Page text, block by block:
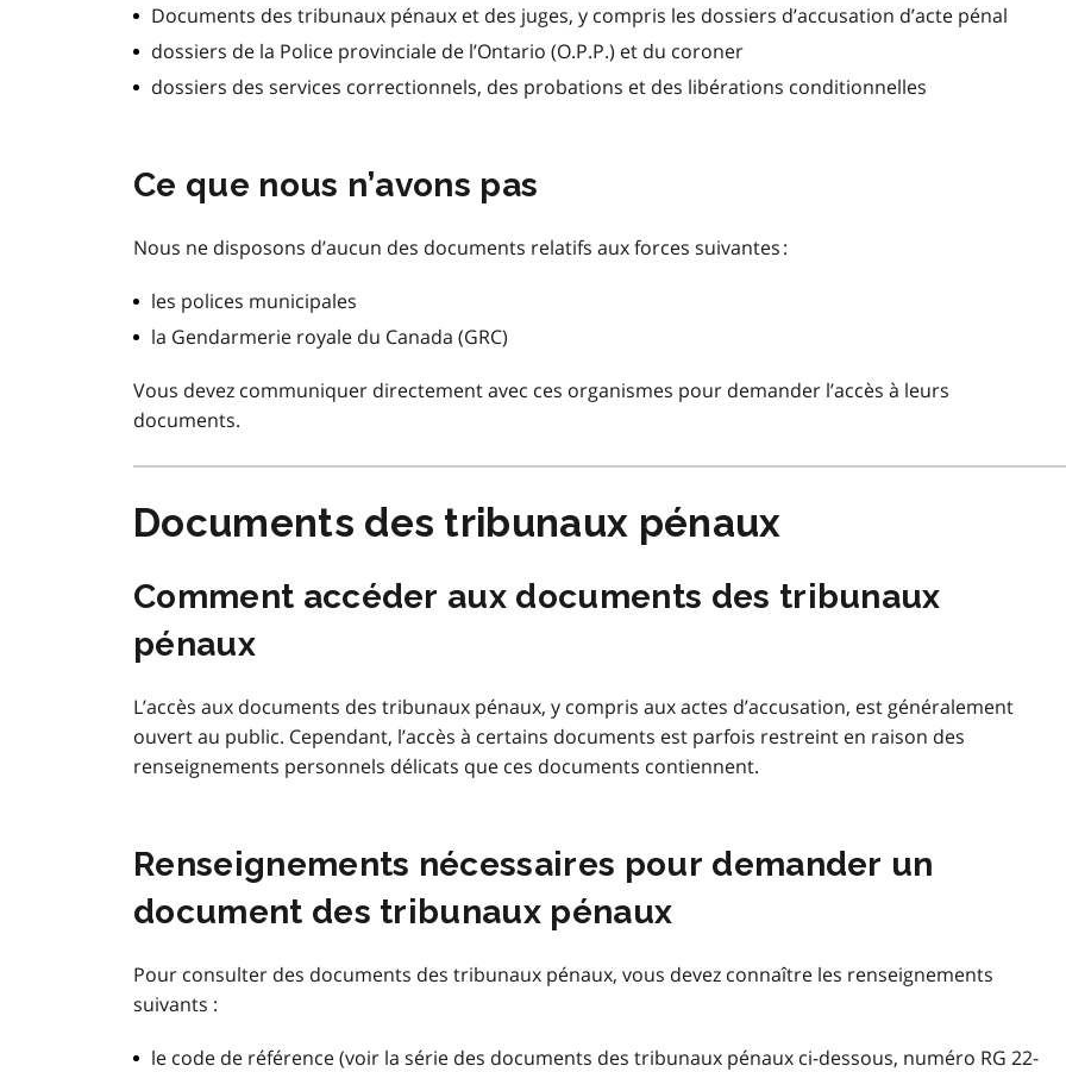
Documents des tribunaux pénaux et des juges, y compris les dossiers d’accusation d’acte pénal
dossiers de la Police provinciale de l’Ontario (O.P.P.) et du coroner
dossiers des services correctionnels, des probations et des libérations conditionnelles
Ce que nous n’avons pas
Nous ne disposons d’aucun des documents relatifs aux forces suivantes :
les polices municipales
la Gendarmerie royale du Canada (GRC)
Vous devez communiquer directement avec ces organismes pour demander l’accès à leurs
documents.
Documents des tribunaux pénaux
Comment accéder aux documents des tribunaux
pénaux
L’accès aux documents des tribunaux pénaux, y compris aux actes d’accusation, est généralement
ouvert au public. Cependant, l’accès à certains documents est parfois restreint en raison des
renseignements personnels délicats que ces documents contiennent.
Renseignements nécessaires pour demander un
document des tribunaux pénaux
Pour consulter des documents des tribunaux pénaux, vous devez connaître les renseignements
suivants :
le code de référence (voir la série des documents des tribunaux pénaux ci-dessous, numéro RG 22-